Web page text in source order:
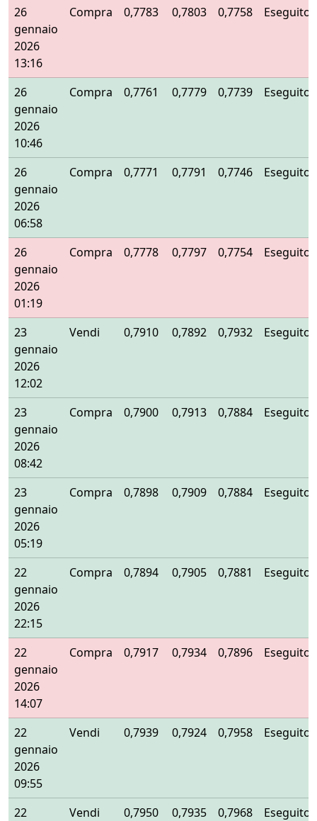
26
gennaio
2026
13:16
Compra 0,7783 0,7803 0,7758 Eseguito
26
gennaio
2026
10:46
Compra 0,7761 0,7779 0,7739 Eseguito
26
gennaio
2026
06:58
Compra 0,7771 0,7791 0,7746 Eseguito
26
gennaio
2026
01:19
Compra 0,7778 0,7797 0,7754 Eseguito
23
gennaio
2026
12:02
Vendi 0,7910 0,7892 0,7932 Eseguito
23
gennaio
2026
08:42
Compra 0,7900 0,7913 0,7884 Eseguito
23
gennaio
2026
05:19
Compra 0,7898 0,7909 0,7884 Eseguito
22
gennaio
2026
22:15
Compra 0,7894 0,7905 0,7881 Eseguito
22
gennaio
2026
14:07
Compra 0,7917 0,7934 0,7896 Eseguito
22
gennaio
2026
09:55
Vendi 0,7939 0,7924 0,7958 Eseguito
22
Vendi 0,7950 0,7935 0,7968 Eseguito